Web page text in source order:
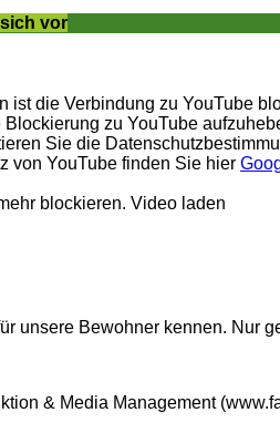
vor
ist die Verbindung zu YouTube
Blockierung zu YouTube
Sie die
von YouTube finden Sie hier
blockieren. Video laden
unsere Bewohner kennen. Nur
& Media Management